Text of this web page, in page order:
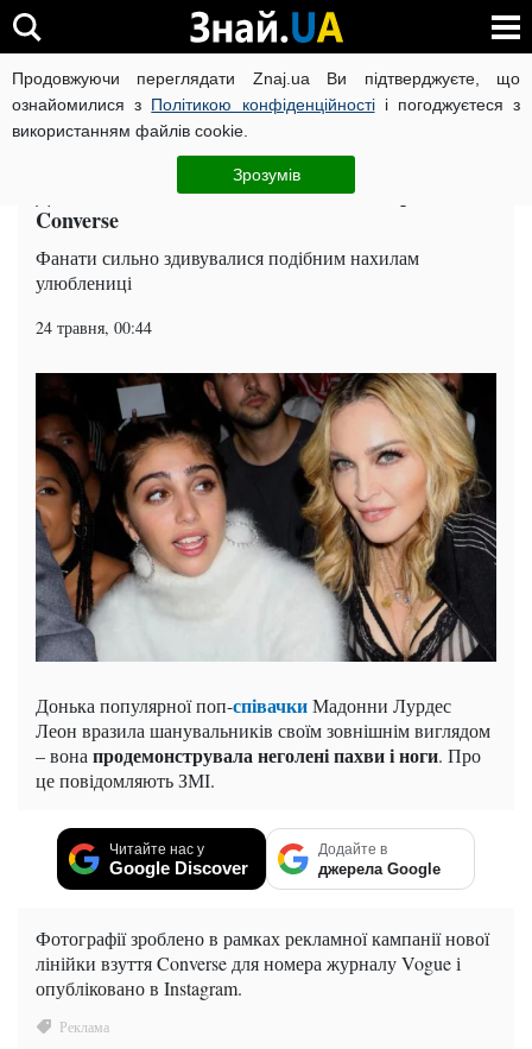
Продовжуючи переглядати Znaj.ua Ви підтверджуєте, що
ознайомилися з Політикою конфіденційностіі погоджуєтеся з
використанням файлів cookie.
Зрозумів
ВІЙНА РОСІЇ ПРОТИ УКРАЇНИ КОРОНАВІРУС В УКРАЇНІ
Шоу-бізнес ЧИТАТЬ НА РУССКОМ
Дочка Мадонни показала свої хащі в рекламі
Converse
Фанати сильно здивувалися подібним нахилам
улюблениці
24 травня, 00:44
Донька популярної поп-співачкиМадонни Лурдес
Леон вразила шанувальників своїм зовнішнім виглядом
– вона продемонструвала неголені пахви і ноги. Про
це повідомляють ЗМІ.
Читайте нас у
Google Discover
Додайте в
джерела Google
Фотографії зроблено в рамках рекламної кампанії нової
лінійки взуття Converse для номера журналу Vogue і
опубліковано в Instagram.